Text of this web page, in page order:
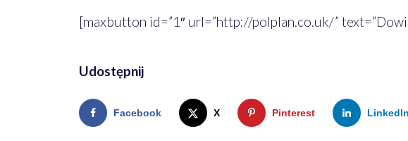
[maxbutton id=”1″ url=”http://polplan.co.uk/”
Udostępnij
Facebook X Pinterest LinkedIn